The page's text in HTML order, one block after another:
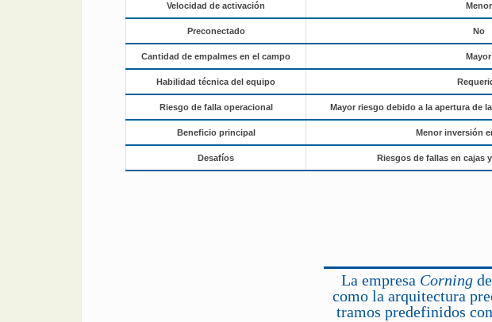
Velocidad de activación Menor
Preconectado No
Cantidad de empalmes en el campo Mayor
Habilidad técnica del equipo
Riesgo de falla operacional Mayor riesgo debido a la apertura de
Beneficio principal Menor inversión
Desafíos Riesgos de fallas en cajas
La empresa Corning
como la arquitectura
tramos predefinidos